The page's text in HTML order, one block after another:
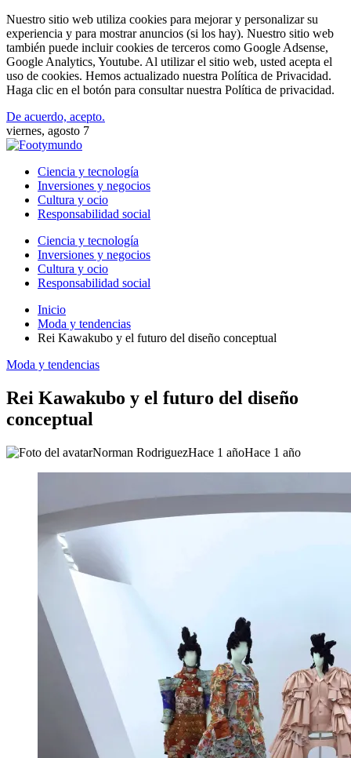
Nuestro sitio web utiliza cookies para mejorar y personalizar su
experiencia y para mostrar anuncios (si los hay). Nuestro sitio web
también puede incluir cookies de terceros como Google Adsense,
Google Analytics, Youtube. Al utilizar el sitio web, usted acepta el
uso de cookies. Hemos actualizado nuestra Política de Privacidad.
Haga clic en el botón para consultar nuestra Política de privacidad.
De acuerdo, acepto.
viernes, agosto 7
Ciencia y tecnología
Inversiones y negocios
Cultura y ocio
Responsabilidad social
Ciencia y tecnología
Inversiones y negocios
Cultura y ocio
Responsabilidad social
Inicio
Moda y tendencias
Rei Kawakubo y el futuro del diseño conceptual
Moda y tendencias
Rei Kawakubo y el futuro del diseño
conceptual
Norman RodriguezHace 1 añoHace 1 año